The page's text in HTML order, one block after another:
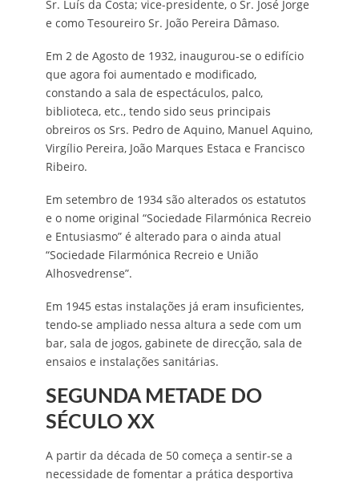
Sr. Luís da Costa; vice-presidente, o Sr. José Jorge
e como Tesoureiro Sr. João Pereira Dâmaso.
Em 2 de Agosto de 1932, inaugurou-se o edifício
que agora foi aumentado e modificado,
constando a sala de espectáculos, palco,
biblioteca, etc., tendo sido seus principais
obreiros os Srs. Pedro de Aquino, Manuel Aquino,
Virgílio Pereira, João Marques Estaca e Francisco
Ribeiro.
Em setembro de 1934 são alterados os estatutos
e o nome original “Sociedade Filarmónica Recreio
e Entusiasmo” é alterado para o ainda atual
“Sociedade Filarmónica Recreio e União
Alhosvedrense”.
Em 1945 estas instalações já eram insuficientes,
tendo-se ampliado nessa altura a sede com um
bar, sala de jogos, gabinete de direcção, sala de
ensaios e instalações sanitárias.
SEGUNDA METADE DO
SÉCULO XX
A partir da década de 50 começa a sentir-se a
necessidade de fomentar a prática desportiva